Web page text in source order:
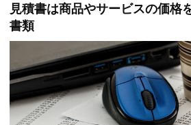
見積書は商品やサービスの価格
書類